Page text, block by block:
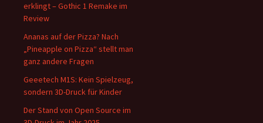
erklingt – Gothic 1 Remake im
Review
Ananas auf der Pizza? Nach
„Pineapple on Pizza“ stellt man
ganz andere Fragen
Geeetech M1S: Kein Spielzeug,
sondern 3D-Druck für Kinder
Der Stand von Open Source im